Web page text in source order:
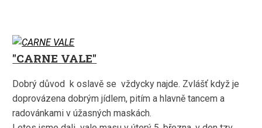
"CARNE VALE"
Dobrý důvod k oslavě se vždycky najde. Zvlášť když je
doprovázena dobrým jídlem, pitím a hlavně tancem a
radovánkami v úžasných maskách.